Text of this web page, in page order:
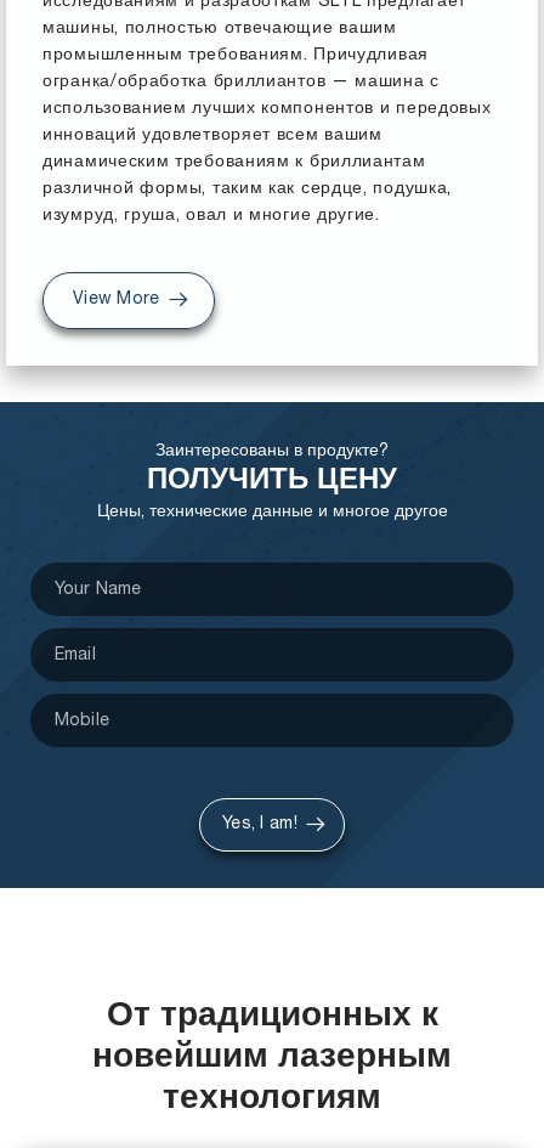
машины, полностью отвечающие вашим
промышленным требованиям. Причудливая
огранка/обработка бриллиантов — машина с
использованием лучших компонентов и передовых
инноваций удовлетворяет всем вашим
динамическим требованиям к бриллиантам
различной формы, таким как сердце, подушка,
изумруд, груша, овал и многие другие.
View More
Заинтересованы в продукте?
ПОЛУЧИТЬ ЦЕНУ
Цены, технические данные и многое другое
Yes, I am!
От традиционных к
новейшим лазерным
технологиям